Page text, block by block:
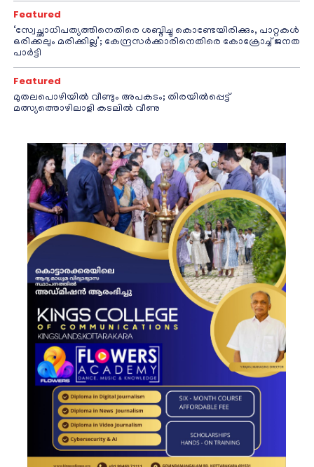
Featured
‘സ്വേച്ഛാധിപത്യത്തിനെതിരെ ശബ്ദിച്ചു കൊണ്ടേയിരിക്കും, പാറ്റകൾ
ഒരിക്കലും മരിക്കില്ല’; കേന്ദ്രസർക്കാരിനെതിരെ കോക്രോച്ച് ജനത
പാർട്ടി
Featured
മുതലപൊഴിയിൽ വീണ്ടും അപകടം; തിരയിൽപ്പെട്ട്
മത്സ്യത്തൊഴിലാളി കടലിൽ വീണു